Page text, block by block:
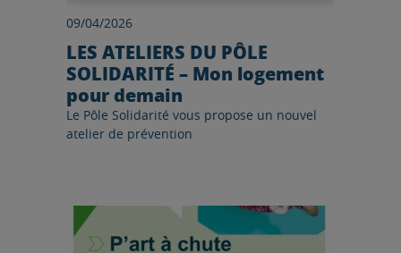
09/04/2026
LES ATELIERS DU PÔLE
SOLIDARITÉ – Mon logement
pour demain
Le Pôle Solidarité vous propose un nouvel
atelier de prévention
Lire l'article